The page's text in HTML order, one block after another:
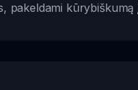
pakeldami kūrybiškumą